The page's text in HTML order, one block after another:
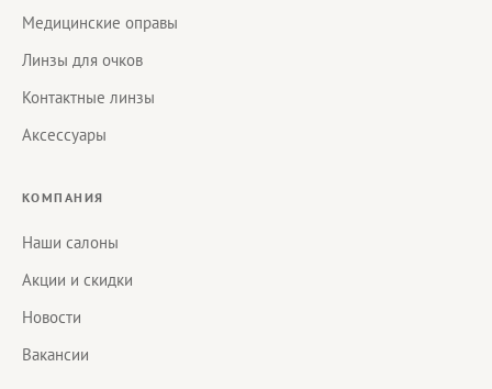
Медицинские оправы
Линзы для очков
Контактные линзы
Аксессуары
КОМПАНИЯ
Наши салоны
Акции и скидки
Новости
Вакансии